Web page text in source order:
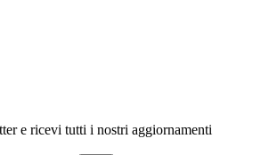
e ricevi tutti i nostri aggiornamenti